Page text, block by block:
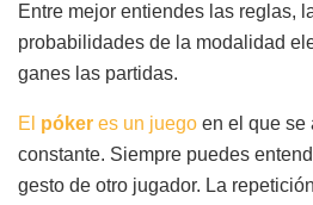
Entre mejor entiendes las reglas,
probabilidades de la modalidad
ganes las partidas.
El póker es un juego en el que se
constante. Siempre puedes
gesto de otro jugador. La